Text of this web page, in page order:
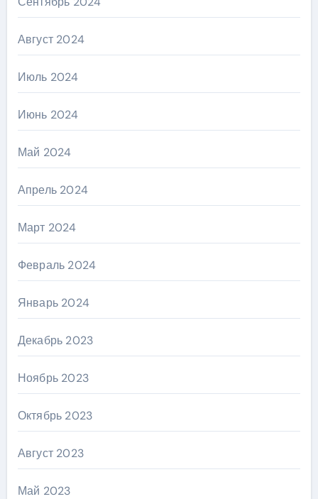
Август 2024
Июль 2024
Июнь 2024
Май 2024
Апрель 2024
Март 2024
Февраль 2024
Январь 2024
Декабрь 2023
Ноябрь 2023
Октябрь 2023
Август 2023
Май 2023